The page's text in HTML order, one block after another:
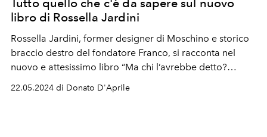
Tutto quello che c'è da sapere sul nuovo
libro di Rossella Jardini
Rossella Jardini, former designer di Moschino e storico
braccio destro del fondatore Franco, si racconta nel
nuovo e attesissimo libro “Ma chi l’avrebbe detto?
L’eleganza ha una faccia sola”, edito da La nave di Teseo
e curato dal giornalista Antonio Mancinelli.
22.05.2024 di Donato D'Aprile